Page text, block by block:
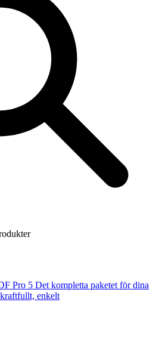
Pro 5 Det kompletta paketet för dina
enkelt